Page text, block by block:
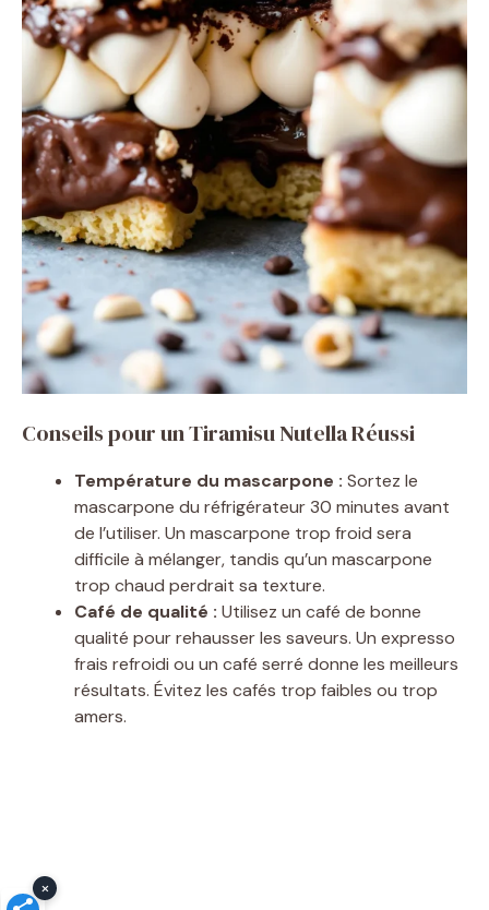
Conseils pour un Tiramisu Nutella Réussi
Température du mascarpone : Sortez le
mascarpone du réfrigérateur 30 minutes avant
de l’utiliser. Un mascarpone trop froid sera
difficile à mélanger, tandis qu’un mascarpone
trop chaud perdrait sa texture.
Café de qualité : Utilisez un café de bonne
qualité pour rehausser les saveurs. Un expresso
frais refroidi ou un café serré donne les meilleurs
résultats. Évitez les cafés trop faibles ou trop
amers.
×